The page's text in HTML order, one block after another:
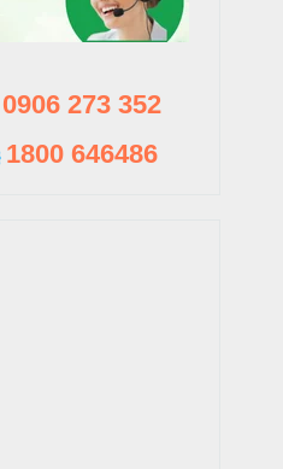
0906 273 352
1800 646486